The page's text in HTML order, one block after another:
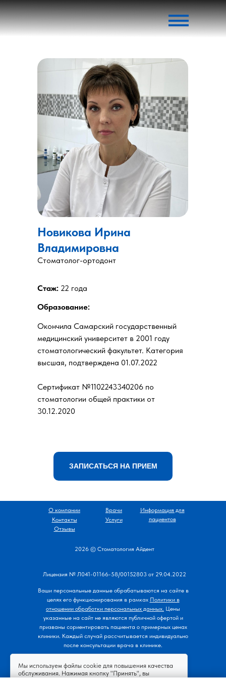
Новикова Ирина
Владимировна
Стоматолог-ортодонт
Стаж: 22 года
ЗАПИСАТЬСЯ НА ПРИЕМ
Образование:
Окончила Самарский государственный
медицинский университет в 2001 году
стоматологический факультет. Категория
высшая, подтверждена 01.07.2022
Сертификат №1102243340206 по
стоматологии общей практики от
30.12.2020
2026 © Стоматология Айдент
О компании
Услуги
Врачи
Информация для
пациентов
Отзывы
Контакты
Лицензия № Л041-01166-58/00152803 от 29.04.2022
Ваши персональные данные обрабатываются на сайте в
целях его функционирования в рамках Политики в
отношении обработки персональных данных. Цены
указанные на сайт не являются публичной офертой и
призваны сориентировать пациента о примерных ценах
клиники. Каждый случай рассчитывается индивидуально
после консультации врача в клинике.
Мы используем файлы cookie для повышения качества
обслуживания. Нажимая кнопку "Принять", вы